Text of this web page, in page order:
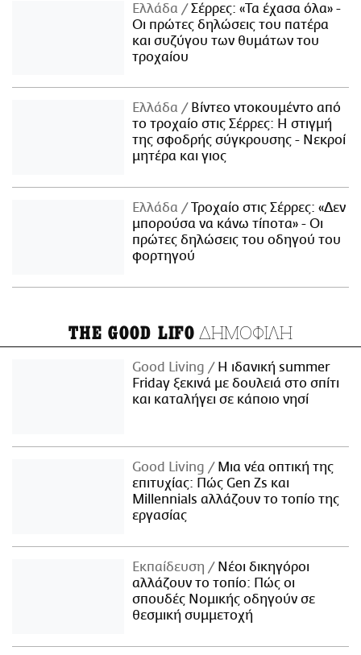
Ελλάδα
Σέρρες: «Τα έχασα όλα» -
Οι πρώτες δηλώσεις του πατέρα
και συζύγου των θυμάτων του
τροχαίου
Ελλάδα
Βίντεο ντοκουμέντο από
το τροχαίο στις Σέρρες: Η στιγμή
της σφοδρής σύγκρουσης - Νεκροί
μητέρα και γιος
Ελλάδα
Τροχαίο στις Σέρρες: «Δεν
μπορούσα να κάνω τίποτα» - Οι
πρώτες δηλώσεις του οδηγού του
φορτηγού
THE GOOD LIFO ΔΗΜΟΦΙΛΗ
Good Living
Η ιδανική summer
Friday ξεκινά με δουλειά στο σπίτι
και καταλήγει σε κάποιο νησί
Good Living
Μια νέα οπτική της
επιτυχίας: Πώς Gen Zs και
Millennials αλλάζουν το τοπίο της
εργασίας
Εκπαίδευση
Νέοι δικηγόροι
αλλάζουν το τοπίο: Πώς οι
σπουδές Νομικής οδηγούν σε
θεσμική συμμετοχή